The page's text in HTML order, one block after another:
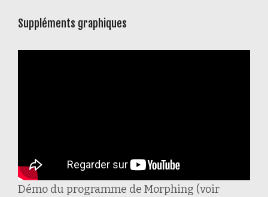
Suppléments graphiques
Démo du programme de Morphing (voir